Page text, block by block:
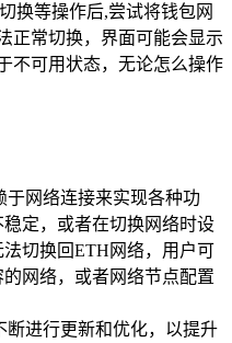
换等操作后,尝试将钱包网
正常切换，界面可能会显示
不可用状态，无论怎么操作
于网络连接来实现各种功
定，或者在切换网络时设
切换回ETH网络，用户可
网络，或者网络节点配置
断进行更新和优化，以提升